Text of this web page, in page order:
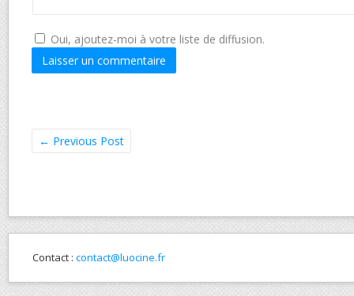
Oui, ajoutez-moi à votre liste de diffusion.
← Previous Post
Contact : contact@luocine.fr